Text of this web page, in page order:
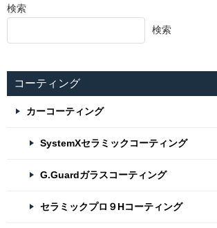
検索
検索
コーティング
カーコーティング
SystemXセラミックコーティング
G.Guardガラスコーティング
セラミックプロ９Hコーティング